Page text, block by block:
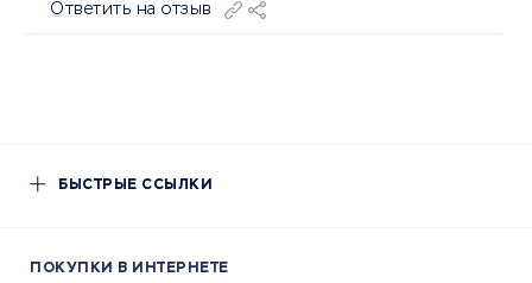
Ответить на отзыв
БЫСТРЫЕ ССЫЛКИ
ПОКУПКИ В ИНТЕРНЕТЕ